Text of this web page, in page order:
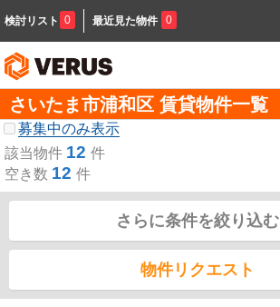
検討リスト 0 最近見た物件 0
さいたま市浦和区 賃貸物件一覧
募集中のみ表示
該当物件 12 件
空き数 12 件
さらに条件を絞り込む
物件リクエスト